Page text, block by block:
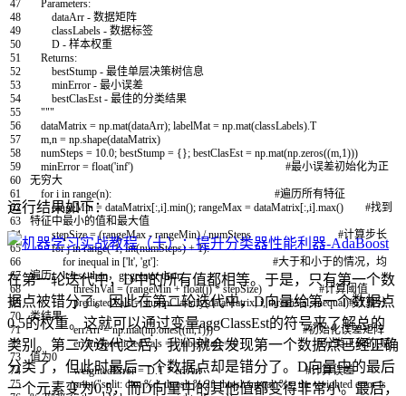
47
48
49
50
51
52
53
54
55
56
57
58
59
60
61
62
63
64
65
66
67
68
69
70
71
72
73
74
75
Parameters:
dataArr - 数据矩阵
classLabels - 数据标签
D - 样本权重
Returns:
bestStump - 最佳单层决策树信息
minError - 最小误差
bestClasEst - 最佳的分类结果
"""
dataMatrix = np.mat(dataArr); labelMat = np.mat(classLabels).T
m,n = np.shape(dataMatrix)
numSteps = 10.0; bestStump = {}; bestClasEst = np.mat(np.zeros((m,1)))
minError = float('inf')
#最小误差初始化为正
无穷大
for i in range(n):
#遍历所有特征
rangeMin = dataMatrix[:,i].min(); rangeMax = dataMatrix[:,i].max()
#找到
特征中最小的值和最大值
stepSize = (rangeMax - rangeMin) / numSteps
#计算步长
for j in range(-1, int(numSteps) + 1):
for inequal in ['lt', 'gt']:
#大于和小于的情况，均
遍历。lt:less than，gt:greater than
threshVal = (rangeMin + float(j) * stepSize)
#计算阈值
predictedVals = stumpClassify(dataMatrix, i, threshVal, inequal)#计算分
类结果
errArr = np.mat(np.ones((m,1)))
#初始化误差矩阵
errArr[predictedVals == labelMat] = 0
#分类正确的,赋
值为0
weightedError = D.T * errArr
#计算误差
print("split: dim %d, thresh %.2f, thresh ineqal: %s, the weighted error is
运行结果如下：
在第一轮迭代中，D中的所有值都相等。于是，只有第一个数
据点被错分了。因此在第二轮迭代中，D向量给第一个数据点
0.5的权重。这就可以通过变量aggClassEst的符号来了解总的
类别。第二次迭代之后，我们就会发现第一个数据点已经正确
分类了，但此时最后一个数据点却是错分了。D向量中的最后
一个元素变为0.5，而D向量中的其他值都变得非常小。最后，